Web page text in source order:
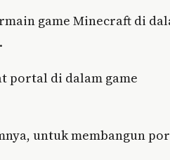
game Minecraft di
portal di dalam game
untuk membangun